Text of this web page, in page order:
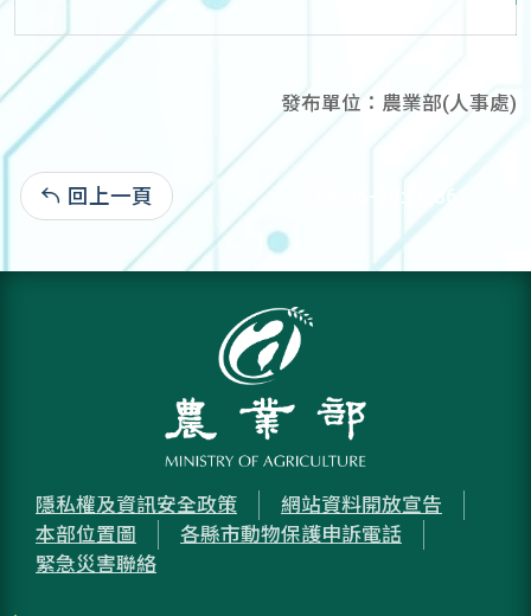
發布單位：農業部(人事處)
回上一頁 113-05-20:26,861
隱私權及資訊安全政策
網站資料開放宣告
本部位置圖
各縣市動物保護申訴電話
緊急災害聯絡